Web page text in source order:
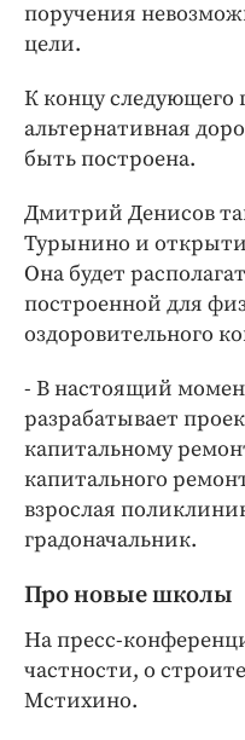
поручения
цели.
К концу следующего
альтернативная
быть построена.
Дмитрий Денисов
Турынино и
Она будет
построенной для
оздоровительного
- В настоящий
разрабатывает
капитальному
капитального
взрослая
градоначальник.
Про новые школы
На пресс-
частности, о
Мстихино.